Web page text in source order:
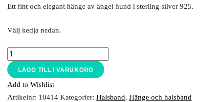
Ett fint och elegant hänge av ängel hund i sterling silver 925.
Välj kedja nedan.
LÄGG TILL I VARUKORG
Add to Wishlist
Artikelnr: 10414 Kategorier: Halsband, Hänge och halsband